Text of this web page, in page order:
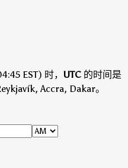
EST) 时， UTC 的时间是
Accra, Dakar。